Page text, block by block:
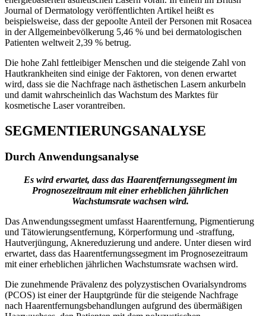
Journal of Dermatology veröffentlichten Artikel heißt es
beispielsweise, dass der gepoolte Anteil der Personen mit Rosacea
in der Allgemeinbevölkerung 5,46 % und bei dermatologischen
Patienten weltweit 2,39 % betrug.
Die hohe Zahl fettleibiger Menschen und die steigende Zahl von
Hautkrankheiten sind einige der Faktoren, von denen erwartet
wird, dass sie die Nachfrage nach ästhetischen Lasern ankurbeln
und damit wahrscheinlich das Wachstum des Marktes für
kosmetische Laser vorantreiben.
SEGMENTIERUNGSANALYSE
Durch Anwendungsanalyse
Es wird erwartet, dass das Haarentfernungssegment im
Prognosezeitraum mit einer erheblichen jährlichen
Wachstumsrate wachsen wird.
Das Anwendungssegment umfasst Haarentfernung, Pigmentierung
und Tätowierungsentfernung, Körperformung und -straffung,
Hautverjüngung, Aknereduzierung und andere. Unter diesen wird
erwartet, dass das Haarentfernungssegment im Prognosezeitraum
mit einer erheblichen jährlichen Wachstumsrate wachsen wird.
Die zunehmende Prävalenz des polyzystischen Ovarialsyndroms
(PCOS) ist einer der Hauptgründe für die steigende Nachfrage
nach Haarentfernungsbehandlungen aufgrund des übermäßigen